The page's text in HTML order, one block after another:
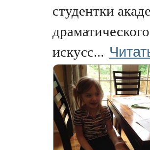
студентки
драматического
искусс...